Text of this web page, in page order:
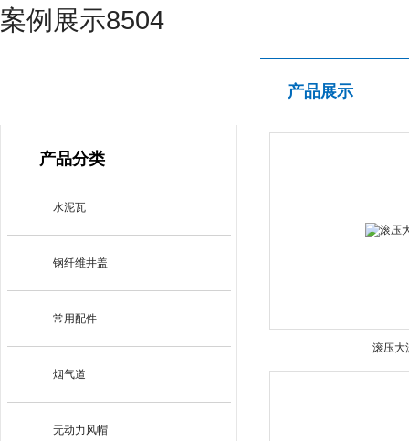
案例展示8504
产品分类
水泥瓦
钢纤维井盖
常用配件
烟气道
无动力风帽
产品展示
滚压大